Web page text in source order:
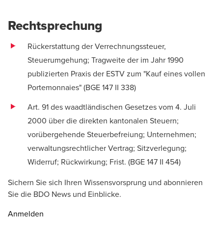
Rechtsprechung
Rückerstattung der Verrechnungssteuer,
Steuerumgehung; Tragweite der im Jahr 1990
publizierten Praxis der ESTV zum "Kauf eines vollen
Portemonnaies" (BGE 147 II 338)
Art. 91 des waadtländischen Gesetzes vom 4. Juli
2000 über die direkten kantonalen Steuern;
vorübergehende Steuerbefreiung; Unternehmen;
verwaltungsrechtlicher Vertrag; Sitzverlegung;
Widerruf; Rückwirkung; Frist. (BGE 147 II 454)
Sichern Sie sich Ihren Wissensvorsprung und abonnieren
Sie die BDO News und Einblicke.
Anmelden